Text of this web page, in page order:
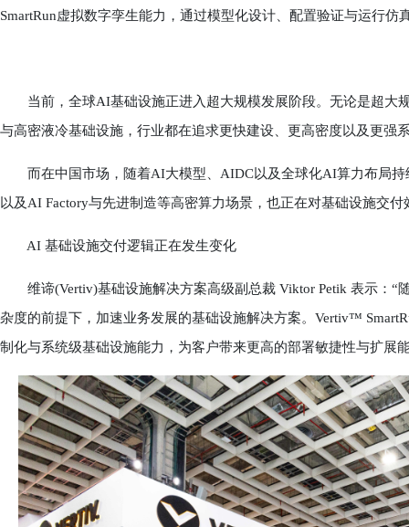
SmartRun虚拟数字孪生能力，通过模型化设计、配置验证与运行
当前，全球AI基础设施正进入超大规模发展阶段。无论是超大
与高密液冷基础设施，行业都在追求更快建设、更高密度以及更强
而在中国市场，随着AI大模型、AIDC以及全球化AI算力布局持
以及AI Factory与先进制造等高密算力场景，也正在对基础设施交
AI 基础设施交付逻辑正在发生变化
维谛(Vertiv)基础设施解决方案高级副总裁 Viktor Petik 表示：“
杂度的前提下，加速业务发展的基础设施解决方案。Vertiv™
制化与系统级基础设施能力，为客户带来更高的部署敏捷性与扩展